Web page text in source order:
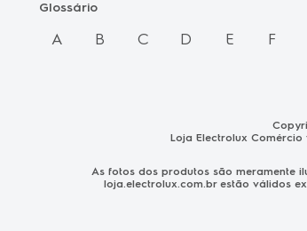
Glossário
A B C D E F
Loja Electrolux Comércio
As fotos dos produtos são meramente
loja.electrolux.com.brestão válidos